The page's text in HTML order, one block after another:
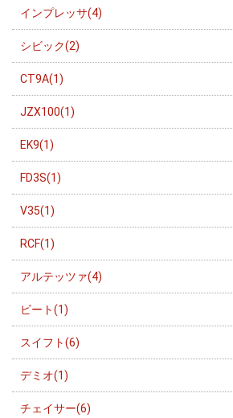
インプレッサ(4)
シビック(2)
CT9A(1)
JZX100(1)
EK9(1)
FD3S(1)
V35(1)
RCF(1)
アルテッツァ(4)
ビート(1)
スイフト(6)
デミオ(1)
チェイサー(6)